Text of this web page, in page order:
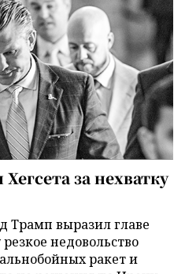
за нехватку
Трамп выразил главе
недовольство
ракет и